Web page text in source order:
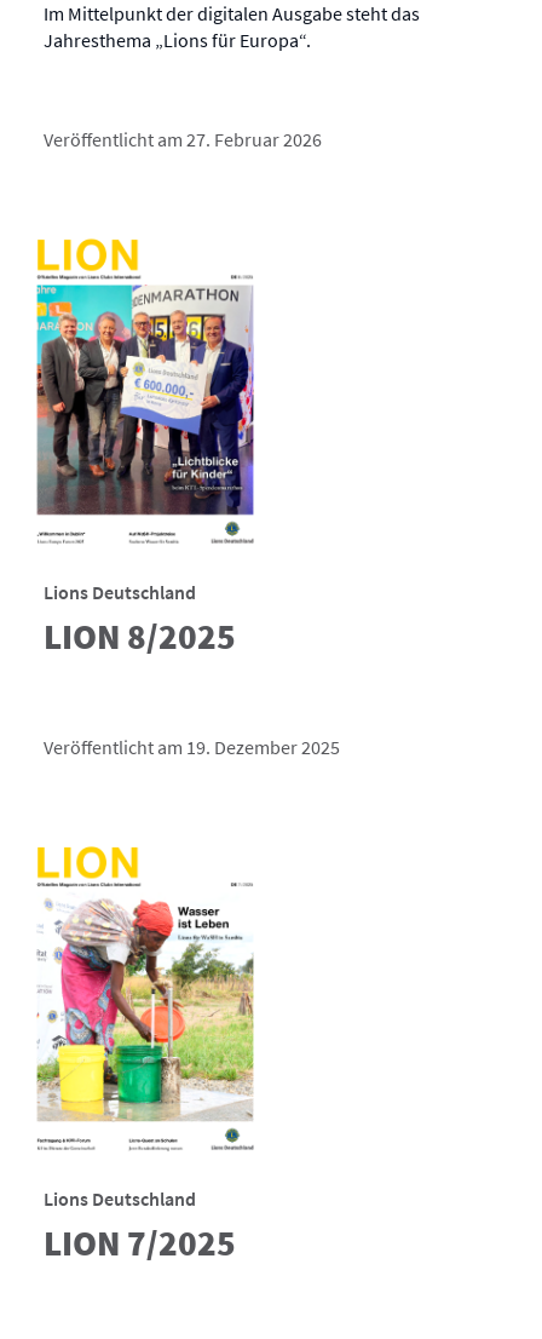
Im Mittelpunkt der digitalen Ausgabe steht das
Jahresthema „Lions für Europa“.
Veröffentlicht am 27. Februar 2026
Lions Deutschland
LION 8/2025
Veröffentlicht am 19. Dezember 2025
Lions Deutschland
LION 7/2025